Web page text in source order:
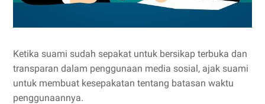
Ketika suami sudah sepakat untuk bersikap terbuka dan
transparan dalam penggunaan media sosial, ajak suami
untuk membuat kesepakatan tentang batasan waktu
penggunaannya.